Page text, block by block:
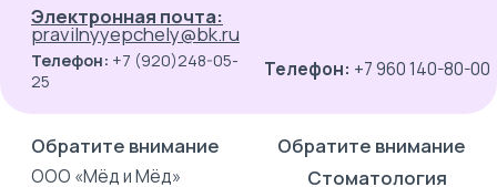
Стоматология
НЕ ведёт приём
по полисам ОМС >